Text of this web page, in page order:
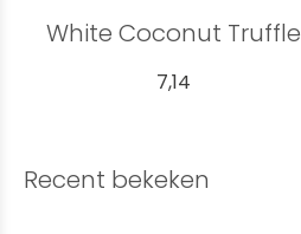
White Coconut Truffle
7,14
Recent bekeken